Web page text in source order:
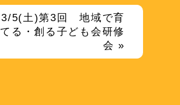
3/5(土)第3回 地域で育
てる・創る子ども会研修
会 »